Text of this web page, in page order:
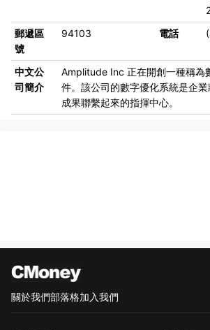
郵遞區
號
94103 電話
中文公
司簡介
Amplitude Inc 正在開創一種稱為
件。該公司的數字優化系統是企
成果聯繫起來的指揮中心。
關於我們部落格加入我們